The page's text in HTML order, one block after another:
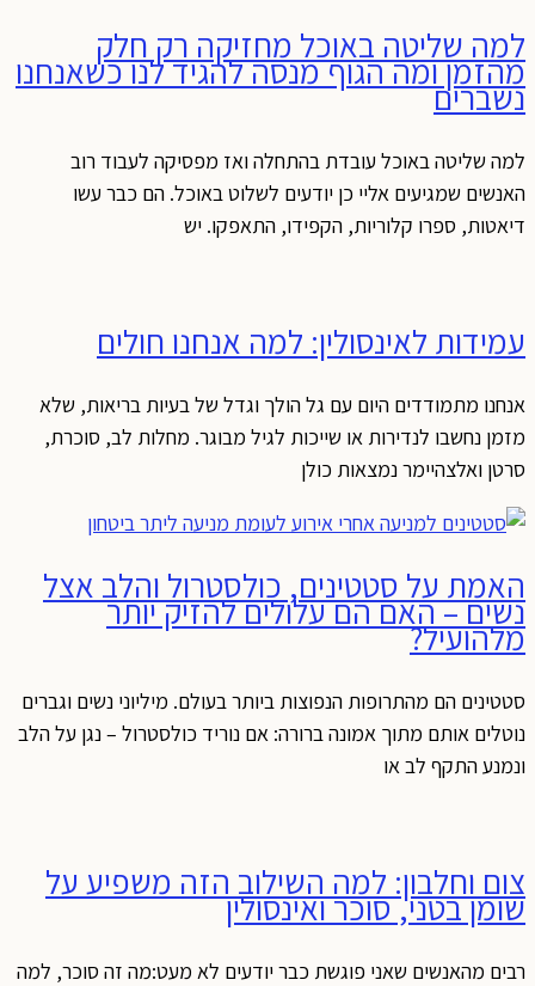
למה שליטה באוכל מחזיקה רק חלק
מהזמן ומה הגוף מנסה להגיד לנו כשאנחנו
נשברים
למה שליטה באוכל עובדת בהתחלה ואז מפסיקה לעבוד רוב
האנשים שמגיעים אליי כן יודעים לשלוט באוכל. הם כבר עשו
דיאטות, ספרו קלוריות, הקפידו, התאפקו. יש
עמידות לאינסולין: למה אנחנו חולים
אנחנו מתמודדים היום עם גל הולך וגדל של בעיות בריאות, שלא
מזמן נחשבו לנדירות או שייכות לגיל מבוגר. מחלות לב, סוכרת,
סרטן ואלצהיימר נמצאות כולן
האמת על סטטינים, כולסטרול והלב אצל
נשים – האם הם עלולים להזיק יותר
מלהועיל?
סטטינים הם מהתרופות הנפוצות ביותר בעולם. מיליוני נשים וגברים
נוטלים אותם מתוך אמונה ברורה: אם נוריד כולסטרול – נגן על הלב
ונמנע התקף לב או
צום וחלבון: למה השילוב הזה משפיע על
שומן בטני, סוכר ואינסולין
רבים מהאנשים שאני פוגשת כבר יודעים לא מעט:מה זה סוכר, למה